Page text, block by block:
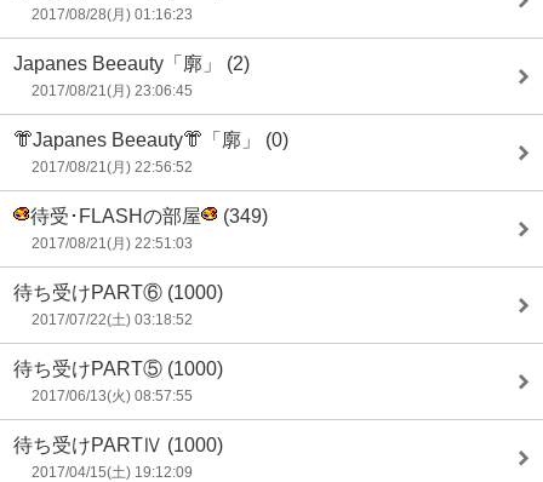
2017/08/28(月) 01:16:23
Japanes Beeauty「廓」 (2)
2017/08/21(月) 23:06:45
👘Japanes Beeauty👘「廓」 (0)
2017/08/21(月) 22:56:52
待受･FLASHの部屋 (349)
2017/08/21(月) 22:51:03
待ち受けPART⑥ (1000)
2017/07/22(土) 03:18:52
待ち受けPART⑤ (1000)
2017/06/13(火) 08:57:55
待ち受けPARTⅣ (1000)
2017/04/15(土) 19:12:09